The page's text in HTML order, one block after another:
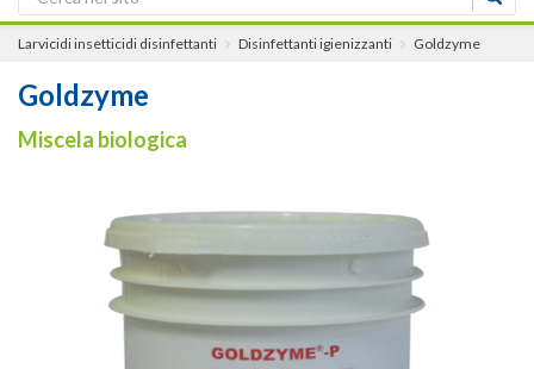
Larvicidi insetticidi disinfettanti Disinfettanti igienizzanti Goldzyme
Goldzyme
Miscela biologica